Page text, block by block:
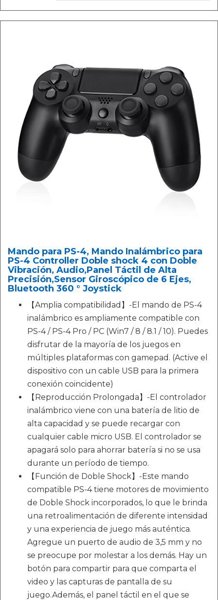
Mando para PS-4, Mando Inalámbrico para
PS-4 Controller Doble shock 4 con Doble
Vibración, Audio,Panel Táctil de Alta
Precisión,Sensor Giroscópico de 6 Ejes,
Bluetooth 360 ​​° Joystick
【Amplia compatibilidad】-El mando de PS-4
inalámbrico es ampliamente compatible con
PS-4 / PS-4 Pro / PC (Win7 / 8 / 8.1 / 10). Puedes
disfrutar de la mayoría de los juegos en
múltiples plataformas con gamepad. (Active el
dispositivo con un cable USB para la primera
conexión coincidente)
【Reproducción Prolongada】-El controlador
inalámbrico viene con una batería de litio de
alta capacidad y se puede recargar con
cualquier cable micro USB. El controlador se
apagará solo para ahorrar batería si no se usa
durante un período de tiempo.
【Función de Doble Shock】-Este mando
compatible PS-4 tiene motores de movimiento
de Doble Shock incorporados, lo que le brinda
una retroalimentación de diferente intensidad
y una experiencia de juego más auténtica.
Agregue un puerto de audio de 3,5 mm y no
se preocupe por molestar a los demás. Hay un
botón para compartir para que comparta el
video y las capturas de pantalla de su
juego.Además, el panel táctil en el que se